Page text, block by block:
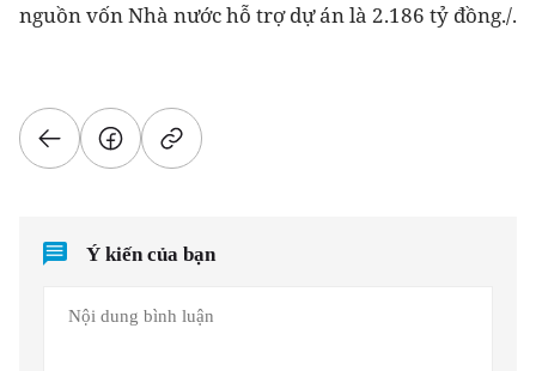
nguồn vốn Nhà nước hỗ trợ dự án là 2.186 tỷ đồng./.
Ý kiến của bạn